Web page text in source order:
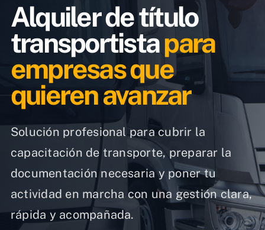
Noticias
Contacto
Alquiler de título
transportistapara
empresas que
quieren avanzar
Solución profesional para cubrir la
capacitación de transporte, preparar la
documentación necesaria y poner tu
actividad en marcha con una gestión clara,
rápida y acompañada.